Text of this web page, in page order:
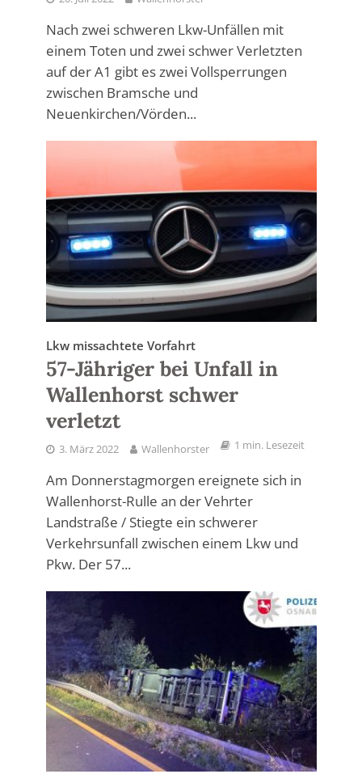
Nach zwei schweren Lkw-Unfällen mit
einem Toten und zwei schwer Verletzten
auf der A1 gibt es zwei Vollsperrungen
zwischen Bramsche und
Neuenkirchen/Vörden...
Lkw missachtete Vorfahrt
57-Jähriger bei Unfall in
Wallenhorst schwer
verletzt
3. März 2022 Wallenhorster 1 min. Lesezeit
Am Donnerstagmorgen ereignete sich in
Wallenhorst-Rulle an der Vehrter
Landstraße / Stiegte ein schwerer
Verkehrsunfall zwischen einem Lkw und
Pkw. Der 57...